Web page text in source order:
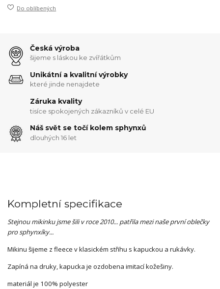
Do oblíbených
Česká výroba
šijeme s láskou ke zvířátkům
Unikátní a kvalitní výrobky
které jinde nenajdete
Záruka kvality
tisíce spokojených zákazníků v celé EU
Náš svět se točí kolem sphynxů
dlouhých 16 let
Kompletní specifikace
Stejnou mikinku jsme šili v roce 2010... patřila mezi naše první oblečky
pro sphynxíky...
Mikinu šijeme z fleece v klasickém střihu s kapuckou a rukávky.
Zapíná na druky, kapucka je ozdobena imitací kožešiny.
materiál je 100% polyester